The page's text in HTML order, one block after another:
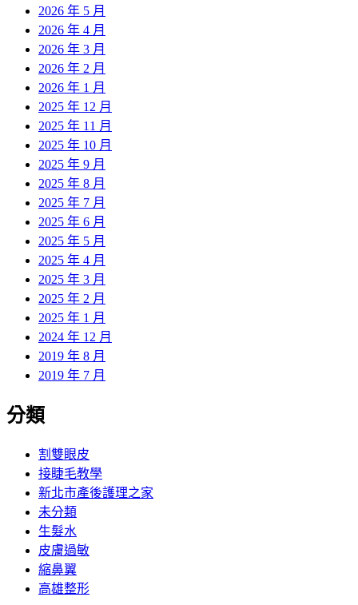
2026 年 5 月
2026 年 4 月
2026 年 3 月
2026 年 2 月
2026 年 1 月
2025 年 12 月
2025 年 11 月
2025 年 10 月
2025 年 9 月
2025 年 8 月
2025 年 7 月
2025 年 6 月
2025 年 5 月
2025 年 4 月
2025 年 3 月
2025 年 2 月
2025 年 1 月
2024 年 12 月
2019 年 8 月
2019 年 7 月
分類
割雙眼皮
接睫毛教學
新北市產後護理之家
未分類
生髮水
皮膚過敏
縮鼻翼
高雄整形